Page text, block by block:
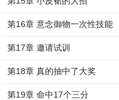
第16章 意念御物一次性技能
第17章 邀请试训
第18章 真的抽中了大奖
第19章 命中17个三分